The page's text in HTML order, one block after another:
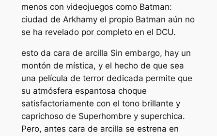
menos con videojuegos como Batman:
ciudad de Arkhamy el propio Batman aún no
se ha revelado por completo en el DCU.
esto da cara de arcilla Sin embargo, hay un
montón de mística, y el hecho de que sea
una película de terror dedicada permite que
su atmósfera espantosa choque
satisfactoriamente con el tono brillante y
caprichoso de Superhombre y superchica.
Pero, antes cara de arcilla se estrena en